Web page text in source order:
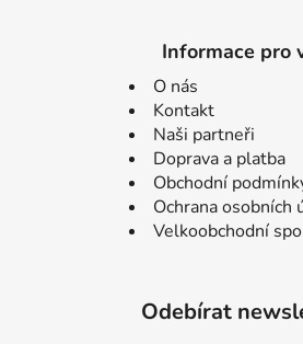
Informace pro
O nás
Kontakt
Naši partneři
Doprava a platba
Obchodní
Ochrana osobních
Velkoobchodní
Odebírat